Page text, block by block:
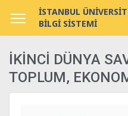
İSTANBUL
BİLGİ SİSTEMİ
İKİNCİ DÜNYA
TOPLUM,